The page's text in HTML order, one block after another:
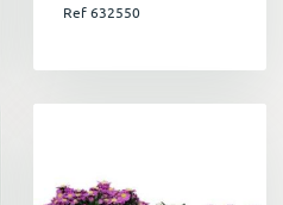
Ref 632550